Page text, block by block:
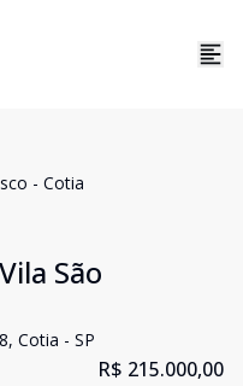
- Cotia
São
Cotia - SP
R$ 215.000,00